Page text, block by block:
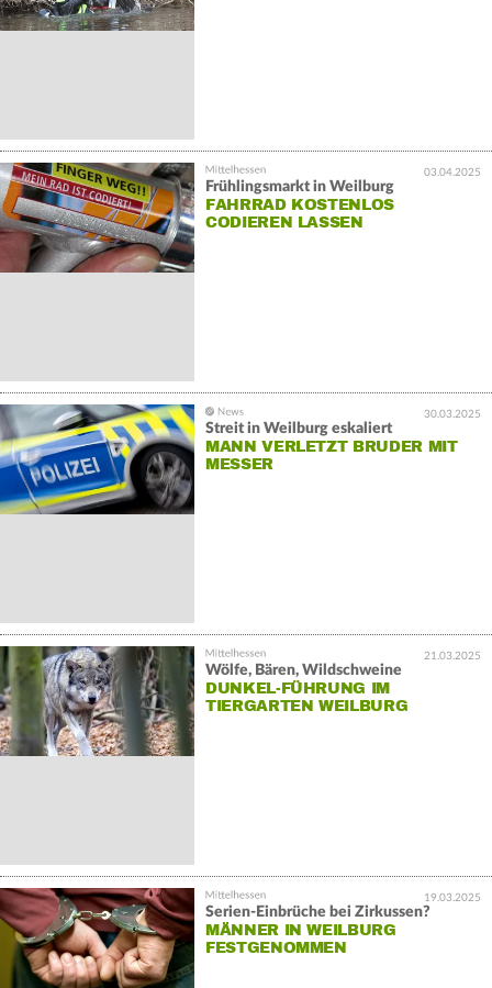
03.04.2025
Frühlingsmarkt in Weilburg
FAHRRAD KOSTENLOS
CODIEREN LASSEN
30.03.2025
Streit in Weilburg eskaliert
MANN VERLETZT BRUDER MIT
MESSER
21.03.2025
Wölfe, Bären, Wildschweine
DUNKEL-FÜHRUNG IM
TIERGARTEN WEILBURG
19.03.2025
Serien-Einbrüche bei Zirkussen?
MÄNNER IN WEILBURG
FESTGENOMMEN